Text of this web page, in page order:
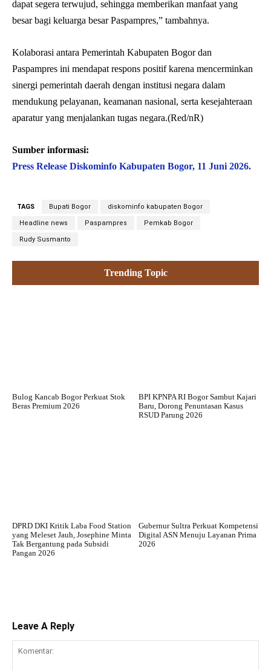
dapat segera terwujud, sehingga memberikan manfaat yang
besar bagi keluarga besar Paspampres,” tambahnya.
Kolaborasi antara Pemerintah Kabupaten Bogor dan
Paspampres ini mendapat respons positif karena mencerminkan
sinergi pemerintah daerah dengan institusi negara dalam
mendukung pelayanan, keamanan nasional, serta kesejahteraan
aparatur yang menjalankan tugas negara.(Red/nR)
Sumber informasi:
Press Release Diskominfo Kabupaten Bogor, 11 Juni 2026.
TAGS Bupati Bogor diskominfo kabupaten Bogor
Headline news Paspampres Pemkab Bogor
Rudy Susmanto
Trending Topic
Bulog Kancab Bogor Perkuat Stok
Beras Premium 2026
BPI KPNPA RI Bogor Sambut Kajari
Baru, Dorong Penuntasan Kasus
RSUD Parung 2026
DPRD DKI Kritik Laba Food Station
yang Meleset Jauh, Josephine Minta
Tak Bergantung pada Subsidi
Pangan 2026
Gubernur Sultra Perkuat Kompetensi
Digital ASN Menuju Layanan Prima
2026
Leave A Reply